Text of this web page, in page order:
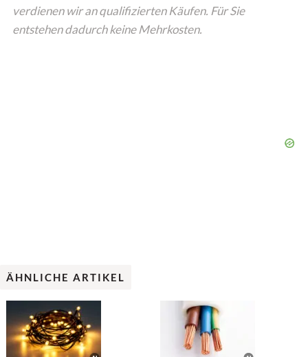
verdienen wir an qualifizierten Käufen. Für Sie
entstehen dadurch keine Mehrkosten.
ÄHNLICHE ARTIKEL